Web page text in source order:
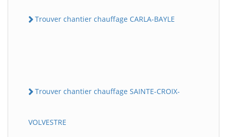
Trouver chantier chauffage CARLA-BAYLE
Trouver chantier chauffage SAINTE-CROIX-
VOLVESTRE